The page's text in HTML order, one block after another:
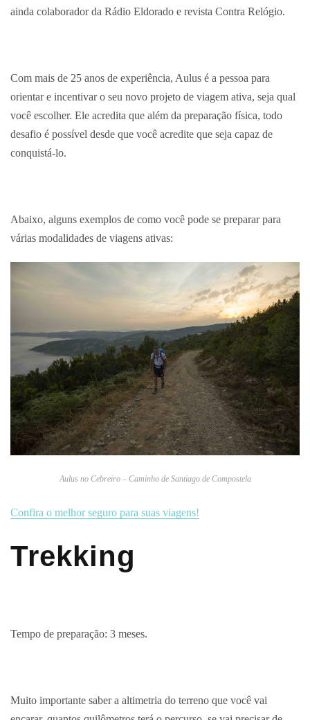
ainda colaborador da Rádio Eldorado e revista Contra Relógio.
Com mais de 25 anos de experiência, Aulus é a pessoa para
orientar e incentivar o seu novo projeto de viagem ativa, seja qual
você escolher. Ele acredita que além da preparação física, todo
desafio é possível desde que você acredite que seja capaz de
conquistá-lo.
Abaixo, alguns exemplos de como você pode se preparar para
várias modalidades de viagens ativas:
Aulus no Cebreiro – Caminho de Santiago de Compostela
Confira o melhor seguro para suas viagens!
Trekking
Tempo de preparação: 3 meses.
Muito importante saber a altimetria do terreno que você vai